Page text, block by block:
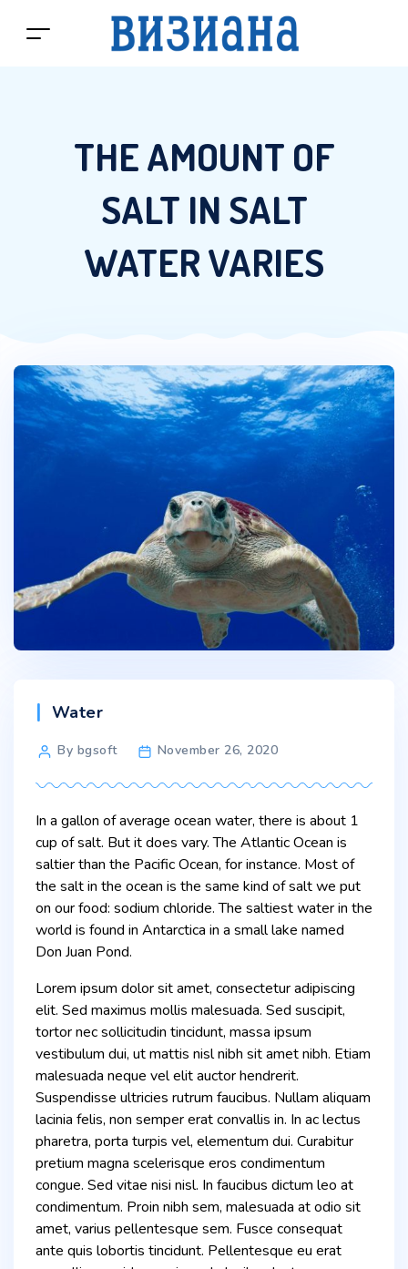
THE AMOUNT OF
SALT IN SALT
WATER VARIES
Categories
Water
PostBy bgsoft November 26, 2020
In a gallon of average ocean water, there is about 1
cup of salt. But it does vary. The Atlantic Ocean is
saltier than the Pacific Ocean, for instance. Most of
the salt in the ocean is the same kind of salt we put
on our food: sodium chloride. The saltiest water in the
world is found in Antarctica in a small lake named
Don Juan Pond.
Lorem ipsum dolor sit amet, consectetur adipiscing
elit. Sed maximus mollis malesuada. Sed suscipit,
tortor nec sollicitudin tincidunt, massa ipsum
vestibulum dui, ut mattis nisl nibh sit amet nibh. Etiam
malesuada neque vel elit auctor hendrerit.
Suspendisse ultricies rutrum faucibus. Nullam aliquam
lacinia felis, non semper erat convallis in. In ac lectus
pharetra, porta turpis vel, elementum dui. Curabitur
pretium magna scelerisque eros condimentum
congue. Sed vitae nisi nisl. In faucibus dictum leo at
condimentum. Proin nibh sem, malesuada at odio sit
amet, varius pellentesque sem. Fusce consequat
ante quis lobortis tincidunt. Pellentesque eu erat